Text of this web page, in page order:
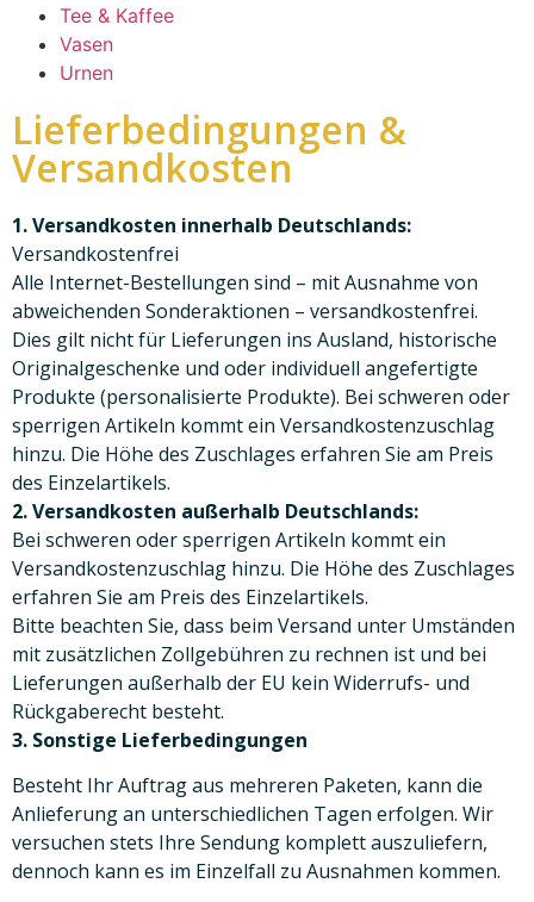
Tee & Kaffee
Vasen
Urnen
Lieferbedingungen &
Versandkosten
1. Versandkosten innerhalb Deutschlands:
Versandkostenfrei
Alle Internet-Bestellungen sind – mit Ausnahme von
abweichenden Sonderaktionen – versandkostenfrei.
Dies gilt nicht für Lieferungen ins Ausland, historische
Originalgeschenke und oder individuell angefertigte
Produkte (personalisierte Produkte). Bei schweren oder
sperrigen Artikeln kommt ein Versandkostenzuschlag
hinzu. Die Höhe des Zuschlages erfahren Sie am Preis
des Einzelartikels.
2. Versandkosten außerhalb Deutschlands:
Bei schweren oder sperrigen Artikeln kommt ein
Versandkostenzuschlag hinzu. Die Höhe des Zuschlages
erfahren Sie am Preis des Einzelartikels.
Bitte beachten Sie, dass beim Versand unter Umständen
mit zusätzlichen Zollgebühren zu rechnen ist und bei
Lieferungen außerhalb der EU kein Widerrufs- und
Rückgaberecht besteht.
3. Sonstige Lieferbedingungen
Besteht Ihr Auftrag aus mehreren Paketen, kann die
Anlieferung an unterschiedlichen Tagen erfolgen. Wir
versuchen stets Ihre Sendung komplett auszuliefern,
dennoch kann es im Einzelfall zu Ausnahmen kommen.